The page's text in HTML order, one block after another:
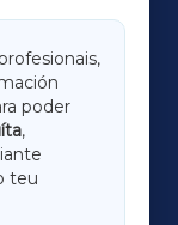
poder
,
teu